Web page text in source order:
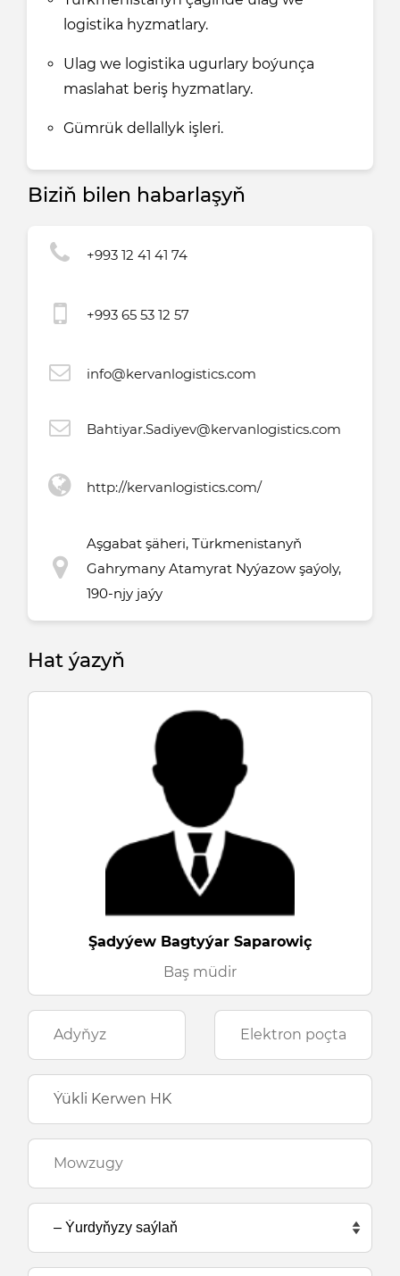
logistika hyzmatlary.
Ulag we logistika ugurlary boýunça
maslahat beriş hyzmatlary.
Gümrük dellallyk işleri.
Biziň bilen habarlaşyň
+993 12 41 41 74
+993 65 53 12 57
info@kervanlogistics.com
Bahtiyar.Sadiyev@kervanlogistics.com
http://kervanlogistics.com/
Aşgabat şäheri, Türkmenistanyň
Gahrymany Atamyrat Nyýazow şaýoly,
190-njy jaýy
Hat ýazyň
Şadyýew Bagtyýar Saparowiç
Baş müdir